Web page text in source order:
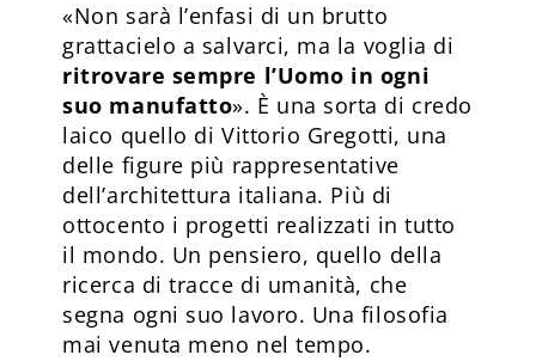
«Non sarà l’enfasi di un brutto
grattacielo a salvarci, ma la voglia di
ritrovare sempre l’Uomo in ogni
suo manufatto». È una sorta di credo
laico quello di Vittorio Gregotti, una
delle figure più rappresentative
dell’architettura italiana. Più di
ottocento i progetti realizzati in tutto
il mondo. Un pensiero, quello della
ricerca di tracce di umanità, che
segna ogni suo lavoro. Una filosofia
mai venuta meno nel tempo.